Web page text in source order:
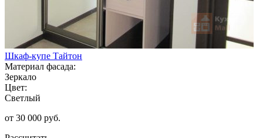
Шкаф-купе Тайтон
Материал фасада:
Зеркало
Цвет:
Светлый
от 30 000 руб.